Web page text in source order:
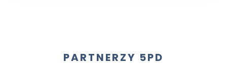
PARTNERZY 5PD